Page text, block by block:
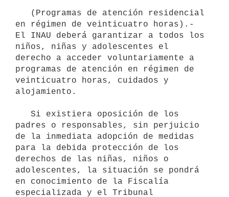
en régimen de veinticuatro horas).-
El INAU deberá garantizar a todos los
niños, niñas y adolescentes el
derecho a acceder voluntariamente a
programas de atención en régimen de
veinticuatro horas, cuidados y
alojamiento.
padres o responsables, sin perjuicio
de la inmediata adopción de medidas
para la debida protección de los
derechos de las niñas, niños o
adolescentes, la situación se pondrá
en conocimiento de la Fiscalía
especializada y el Tribunal